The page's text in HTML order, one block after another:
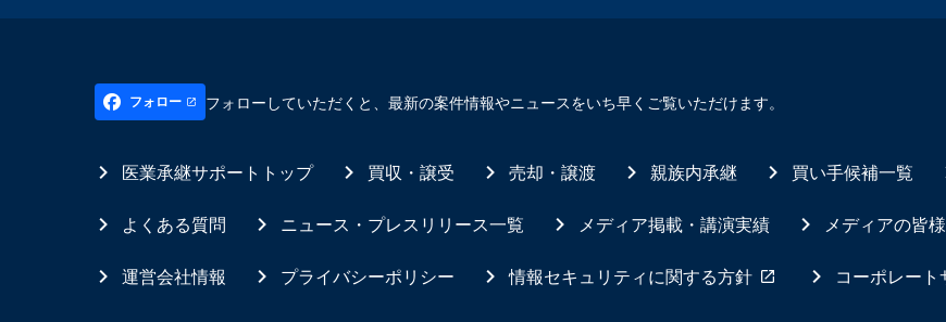
フォロー フォローしていただくと、最新の案件情報やニュースをいち早くご覧いただけます。
医業承継サポートトップ 買収・譲受 売却・譲渡 親族内承継 買い手候補一覧
よくある質問 ニュース・プレスリリース一覧 メディア掲載・講演実績 メディアの皆
運営会社情報 プライバシーポリシー 情報セキュリティに関する方針 コーポレート